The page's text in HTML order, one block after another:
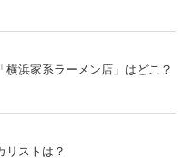
浜家系ラーメン店」はどこ？
リストは？